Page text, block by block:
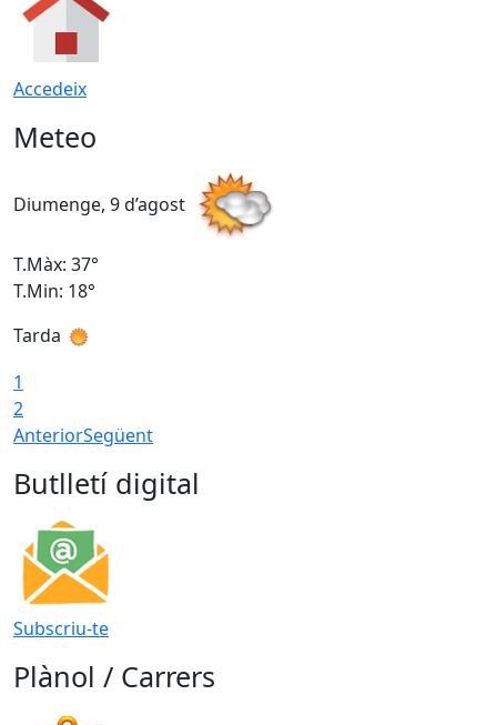
Accedeix
Meteo
Diumenge, 9 d’agost
T.Màx: 37°
T.Min: 18°
Tarda
1
2
AnteriorSegüent
Butlletí digital
Subscriu-te
Plànol / Carrers